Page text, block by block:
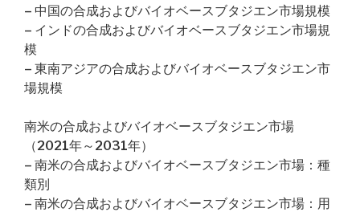
– 中国の合成およびバイオベースブタジエン市場規模
– インドの合成およびバイオベースブタジエン市場規
模
– 東南アジアの合成およびバイオベースブタジエン市
場規模
南米の合成およびバイオベースブタジエン市場
（2021年～2031年）
– 南米の合成およびバイオベースブタジエン市場：種
類別
– 南米の合成およびバイオベースブタジエン市場：用